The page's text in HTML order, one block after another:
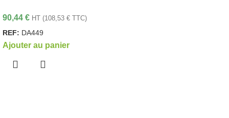
90,44 € HT (108,53 € TTC)
REF: DA449
Ajouter au panier